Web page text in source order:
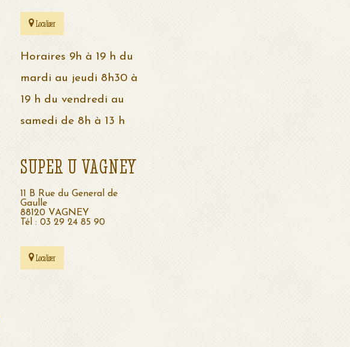
Localiser
Horaires 9h à 19 h du
mardi au jeudi 8h30 à
19 h du vendredi au
samedi de 8h à 13 h
SUPER U VAGNEY
11 B Rue du General de
Gaulle
88120 VAGNEY
Tél : 03 29 24 85 90
Localiser